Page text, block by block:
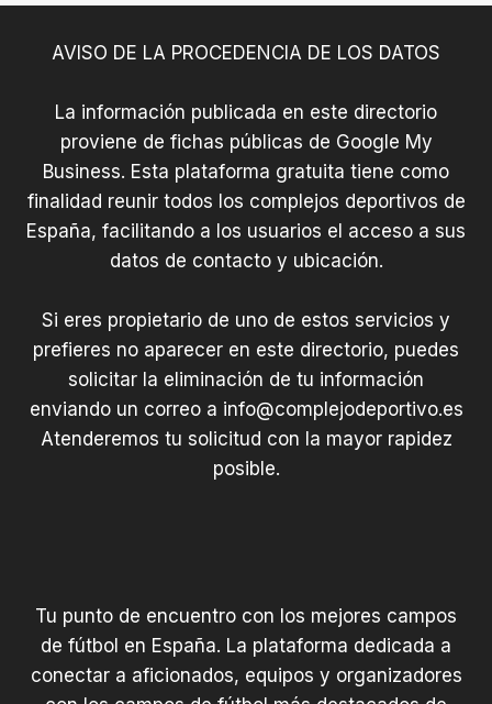
AVISO DE LA PROCEDENCIA DE LOS DATOS
La información publicada en este directorio
proviene de fichas públicas de Google My
Business. Esta plataforma gratuita tiene como
finalidad reunir todos los complejos deportivos de
España, facilitando a los usuarios el acceso a sus
datos de contacto y ubicación.
Si eres propietario de uno de estos servicios y
prefieres no aparecer en este directorio, puedes
solicitar la eliminación de tu información
enviando un correo a info@complejodeportivo.es
Atenderemos tu solicitud con la mayor rapidez
posible.
Tu punto de encuentro con los mejores campos
de fútbol en España. La plataforma dedicada a
conectar a aficionados, equipos y organizadores